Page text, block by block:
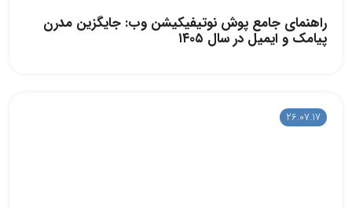
راهنمای جامع پوش نوتیفیکیشن وب: جایگزین مدرن
پیامک و ایمیل در سال ۱۴۰۵
26.07.17